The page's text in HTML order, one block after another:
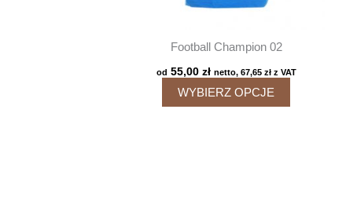
Football Champion 02
od 55,00 zł netto, 67,65 złz VAT
WYBIERZ OPCJE